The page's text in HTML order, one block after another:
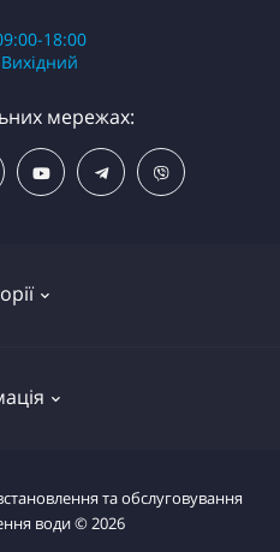
ТОВАРИ
товар
18:00
мережах:
та обслуговування
води © 2026